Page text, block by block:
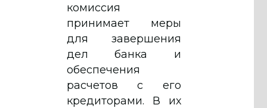
комиссия
принимает меры
для завершения
дел банка и
обеспечения
расчетов с его
кредиторами. В их